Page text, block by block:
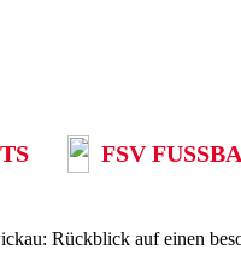
FSV
Rückblick auf einen